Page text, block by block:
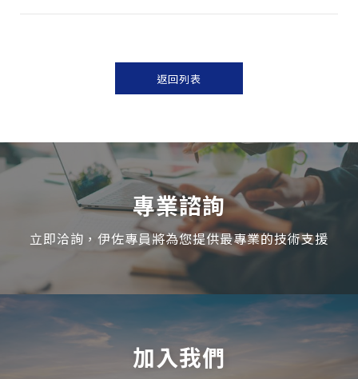
返回列表
專業諮詢
立即洽詢，伊佐專員將為您提供最專業的技術支援
加入我們